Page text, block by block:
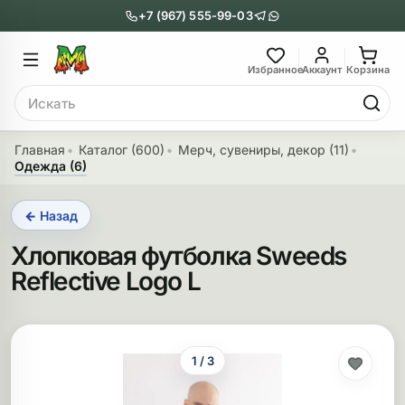
+7 (967) 555-99-03
ИзбранноеАккаунт Корзина
Поиск
Главное меню
Бонги
бонги
с перколятором
бонги
Главное
Трубки
Металлические
Выпариватели
Главная Каталог (600)
Мерч, сувениры, декор (11)
Одежда (6)
← Назад
Хлопковая футболка Sweeds
Reflective Logo L
1 / 3